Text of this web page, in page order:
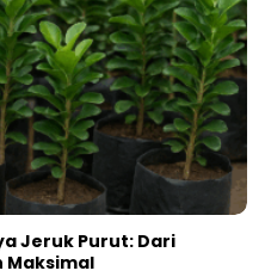
Jeruk Purut: Dari
Maksimal